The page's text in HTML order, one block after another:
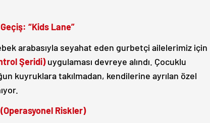
“Kids Lane”
arabasıyla seyahat eden gurbetçi ailelerimiz için
Şeridi)uygulaması devreye alındı. Çocuklu
kuyruklara takılmadan, kendilerine ayrılan özel
Riskler)